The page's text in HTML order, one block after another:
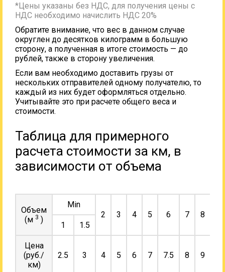
*Цены указаны без НДС, для получения цены с
НДС необходимо начислить НДС 20%
Обратите внимание, что вес в данном случае
округлен до десятков килограмм в большую
сторону, а полученная в итоге стоимость — до
рублей, также в сторону увеличения.
Если вам необходимо доставить грузы от
нескольких отправителей одному получателю, то
каждый из них будет оформляться отдельно.
Учитывайте это при расчете общего веса и
стоимости.
Таблица для примерного
расчета стоимости за км, в
зависимости от объема
Объем
(м 3 )
Min
2
3 4 5 6 7 8
1
1.5
Цена
(руб./
км)
2.5 3 4 5 6 7 7.5 8 9